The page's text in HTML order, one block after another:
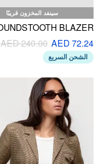
سينفد المخزون قريبًا
AED 72.24
AED 240.00
الشحن السريع